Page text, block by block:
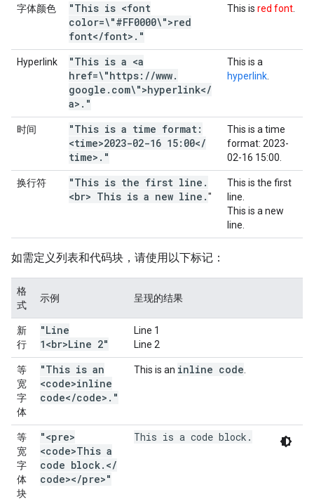
字体颜色
"This is <font
color=\"#FF0000\">red
font</font> . "
This is red font
Hyperlink
"This is a <a
href=\"https: //www.
google . com\">hyperlink</
a> . "
This is a
hyperlink
时间
"This is a time format:
<time>2023-02-16 15:00</
time> . "
This is a time
format: 2023-
02-16 15:00
换行符 "This is the first line .
<br> This is a new line ."
This is the first
line.
This is a new
line.
如需定义列表和代码块，请使用以下标记：
格
式
示例 呈现的结果
新
行
"Line
1<br>Line 2"
Line 1
Line 2
等
宽
字
体
"This is an
<code>inline
code</code> . "
This is an inline code
等
宽
字
体
块
"<pre>
<code>This a
code block. </
code></pre>"
This is a code block.